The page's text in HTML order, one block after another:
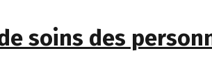
soins des